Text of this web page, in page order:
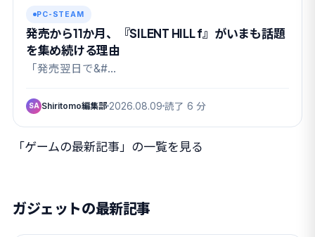
PC-STEAM
発売から11か月、『SILENT HILL f』がいまも話題
を集め続ける理由
「発売翌日で&#…
SA Shiritomo編集部 2026.08.09 読了 6 分
「ゲームの最新記事」の一覧を見る
ガジェットの最新記事